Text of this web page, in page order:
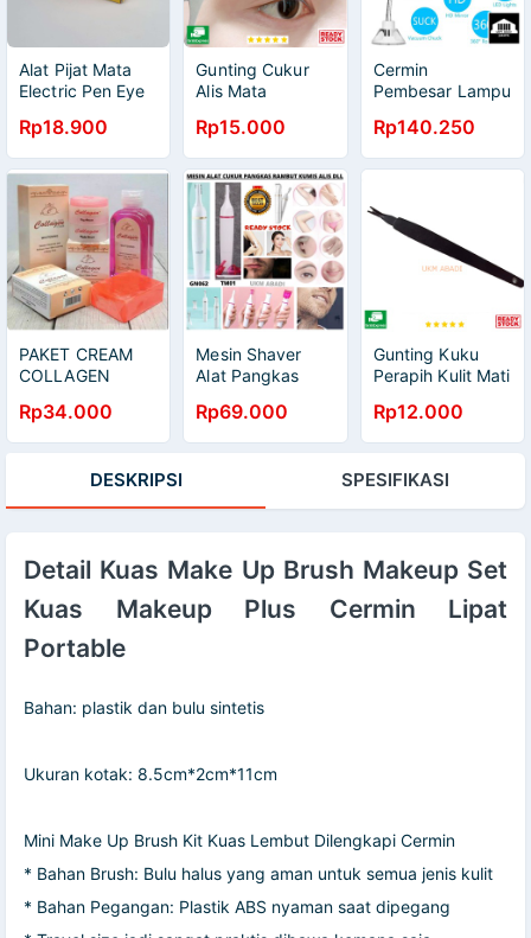
Alat Pijat Mata
Electric Pen Eye
Anti Aging
Rp18.900
Gunting Cukur
Alis Mata
Scissor Comb
XIU1
Rp15.000
Cermin
Pembesar Lampu
Magnification
10X Suction Cup
ORZ3
Rp140.250
PAKET CREAM
COLLAGEN
Rp34.000
Mesin Shaver
Alat Pangkas
Bulu Halus Tubuh
Alis Ketiak
111166
Rp69.000
Gunting Kuku
Perapih Kulit Mati
Pusher Pedicure
XCH507
Rp12.000
DESKRIPSI SPESIFIKASI
Detail Kuas Make Up Brush Makeup Set
Kuas Makeup Plus Cermin Lipat
Portable
Bahan: plastik dan bulu sintetis
Ukuran kotak: 8.5cm*2cm*11cm
Mini Make Up Brush Kit Kuas Lembut Dilengkapi Cermin
* Bahan Brush: Bulu halus yang aman untuk semua jenis kulit
* Bahan Pegangan: Plastik ABS nyaman saat dipegang